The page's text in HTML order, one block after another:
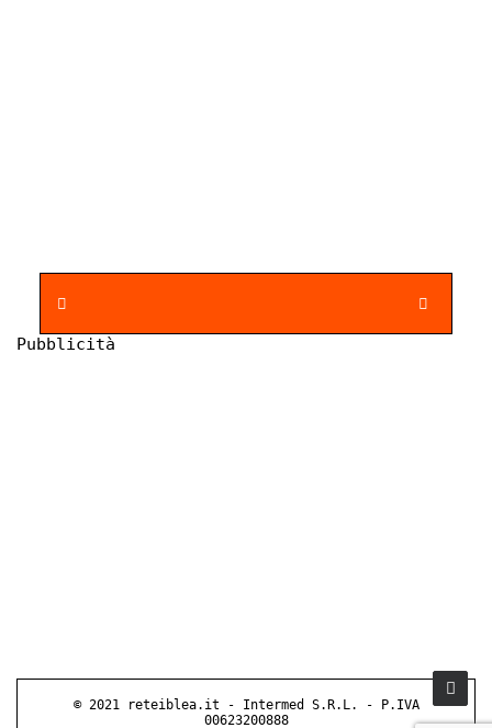
Pubblicità
© 2021 reteiblea.it - Intermed S.R.L. - P.IVA
00623200888